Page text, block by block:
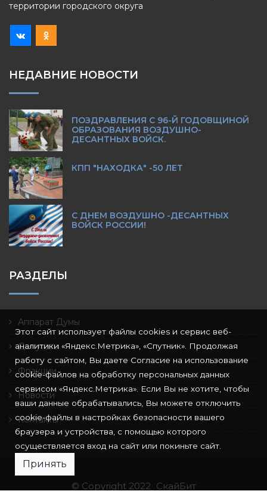
территории городского округа
НЕДАВНИЕ НОВОСТИ
ПОЗДРАВЛЕНИЯ С 96-Й ГОДОВЩИНОЙ
ОБРАЗОВАНИЯ ВОЗДУШНО-
ДЕСАНТНЫХ ВОЙСК.
КПП "НАХОДКА" -50 ЛЕТ
С ДНЕМ ВОЗДУШНО -ДЕСАНТНЫХ
ВОЙСК РОССИИ!
РАЗДЕЛЫ
Аппарат Думы
Депутаты
Фракции
Новости
Контакты
© Copyright 2022 СкайБит
Этот сайт использует файлы cookies и сервис веб-
аналитики «Яндекс.Метрика», «Спутник». Продолжая
работу с сайтом, Вы даете Согласие на использование
cookie-файлов на обработку персональных данных
сервисом «Яндекс.Метрика». Если Вы не хотите, чтобы
ваши данные обрабатывались, Вы можете отключить
cookie-файлы в настройках безопасности вашего
браузера и устройства, с помощью которого
осуществляется вход на сайт или покиньте сайт.
Принять